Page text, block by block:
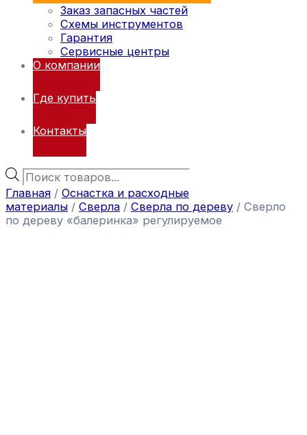
Заказ запасных частей
Схемы инструментов
Гарантия
Сервисные центры
О компании
Где купить
Контакты
Главная / Оснастка и расходные
материалы / Сверла / Сверла по дереву / Сверло
по дереву «балеринка» регулируемое